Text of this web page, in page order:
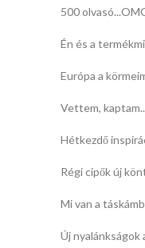
500
Én és a
Európa a
Vettem,
Hétkezdő
Régi cipők új
Mi van a
Új nyalánkságok